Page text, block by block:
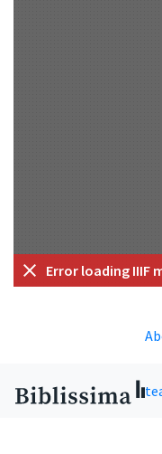
Error loading IIIF